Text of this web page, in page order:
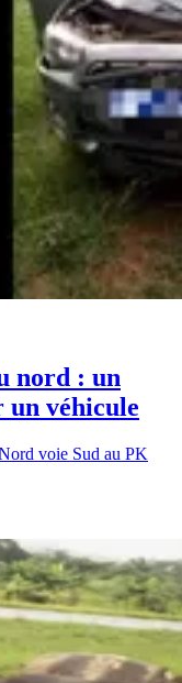
nord : un
un véhicule
voie Sud au PK